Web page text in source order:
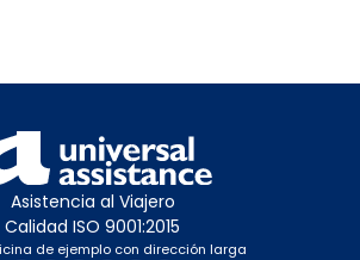
Asistencia al Viajero
Calidad ISO 9001:2015
de ejemplo con dirección larga